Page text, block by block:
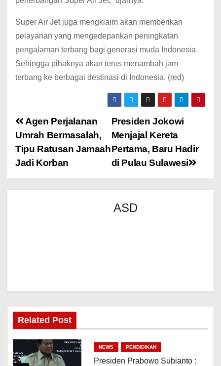
Super Air Jet juga mengklaim akan memberikan
pelayanan yang mengedepankan peningkatan
pengalaman terbang bagi generasi muda Indonesia.
Sehingga pihaknya akan terus menambah jam
terbang ke berbagai destinasi di Indonesia. (red)
Presiden Jokowi
Menjajal Kereta
Pertama, Baru Hadir
di Pulau Sulawesi
Agen Perjalanan
Umrah Bermasalah,
Tipu Ratusan Jamaah
Jadi Korban
ASD
Related Post
NEWS PENDIDIKAN
Presiden Prabowo Subianto :